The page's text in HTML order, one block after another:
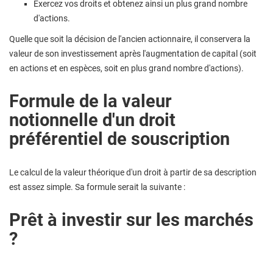
Exercez vos droits et obtenez ainsi un plus grand nombre
d'actions.
Quelle que soit la décision de l'ancien actionnaire, il conservera la
valeur de son investissement après l'augmentation de capital (soit
en actions et en espèces, soit en plus grand nombre d'actions).
Formule de la valeur
notionnelle d'un droit
préférentiel de souscription
Le calcul de la valeur théorique d'un droit à partir de sa description
est assez simple. Sa formule serait la suivante :
Prêt à investir sur les marchés
?